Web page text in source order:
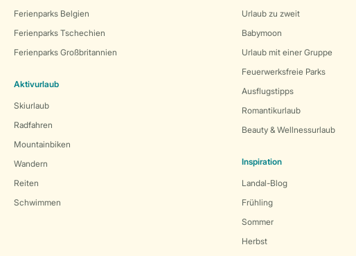
Ferienparks Belgien
Ferienparks Tschechien
Ferienparks Großbritannien
Aktivurlaub
Skiurlaub
Radfahren
Mountainbiken
Wandern
Reiten
Schwimmen
Urlaub zu zweit
Babymoon
Urlaub mit einer Gruppe
Feuerwerksfreie Parks
Ausflugstipps
Romantikurlaub
Beauty & Wellnessurlaub
Inspiration
Landal-Blog
Frühling
Sommer
Herbst